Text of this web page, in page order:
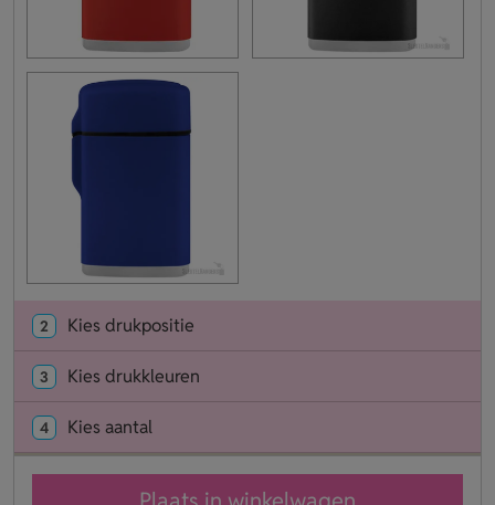
2 Kies drukpositie
3 Kies drukkleuren
4 Kies aantal